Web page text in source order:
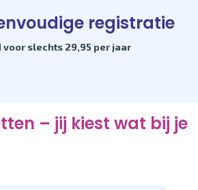
registratie
voor slechts 29,95 per jaar
– jij kiest wat bij je